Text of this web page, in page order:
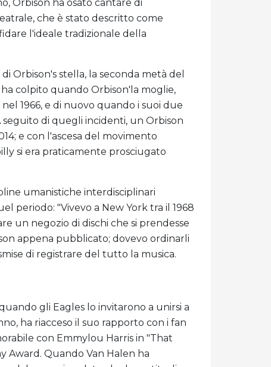
Orbison ha osato cantare di
che è stato descritto come
l'ideale tradizionale della
Orbison's stella, la seconda metà del
colpito quando Orbison'la moglie,
1966, e di nuovo quando i suoi due
di quegli incidenti, un Orbison
e con l'ascesa del movimento
si era praticamente prosciugato
umanistiche interdisciplinari
periodo: "Vivevo a New York tra il 1968
un negozio di dischi che si prendesse
appena pubblicato; dovevo ordinarli
di registrare del tutto la musica.
gli Eagles lo invitarono a unirsi a
ha riacceso il suo rapporto con i fan
con Emmylou Harris in "That
Award. Quando Van Halen ha